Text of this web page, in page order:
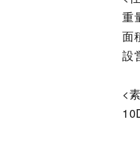
重
面
設
<